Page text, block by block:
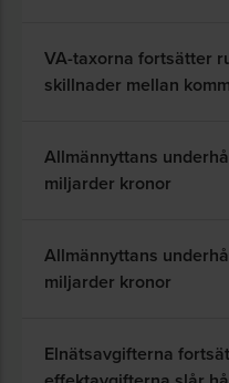
VA-taxorna fortsätter
skillnader mellan
Allmännyttans
miljarder kronor
Allmännyttans
miljarder kronor
Elnätsavgifterna